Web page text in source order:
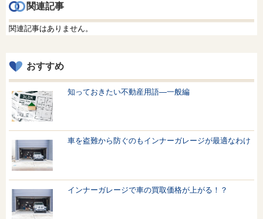
関連記事
関連記事はありません。
おすすめ
知っておきたい不動産用語—一般編
車を盗難から防ぐのもインナーガレージが最適なわけ
インナーガレージで車の買取価格が上がる！？